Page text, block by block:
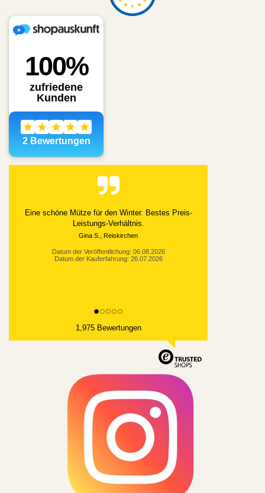
Eine schöne Mütze für den Winter. Bestes Preis-
Leistungs-Verhältnis.
Gina S., Reiskirchen
Datum der Veröffentlichung: 06.08.2026
Datum der Kauferfahrung: 26.07.2026
1,975 Bewertungen